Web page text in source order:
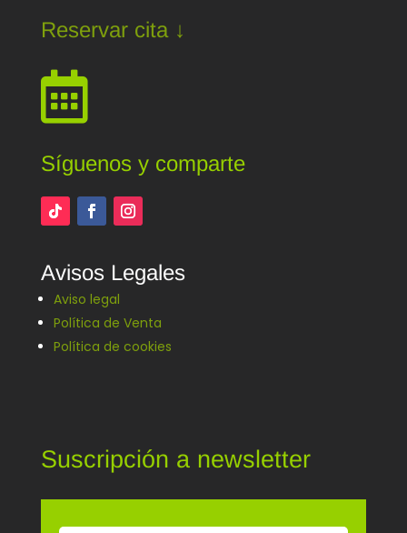
Reservar cita ↓

Síguenos y comparte
Avisos Legales
Aviso legal
Política de Venta
Política de cookies
Suscripción a newsletter